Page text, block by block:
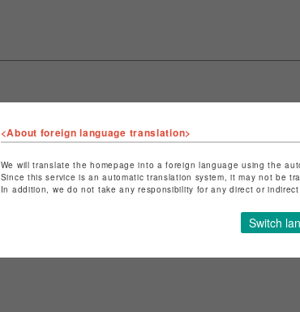
ショップ名
特定商取引法など法令に基
ショップお問い合わせはこ
<About foreign language translation>
We will translate the homepage into a foreign language using the
Since this service is an automatic translation system, it may not be
In addition, we do not take any responsibility for any direct or
Switch